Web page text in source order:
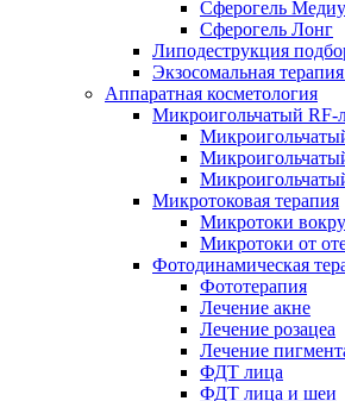
Сферогель
Сферогель Лонг
Липодеструкция
Экзосомальная
Аппаратная косметология
Микроигольчатый RF-
Микротоковая терапия
Микротоки
Микротоки от
Фотодинамическая
Фототерапия
Лечение акне
Лечение розацеа
Лечение
ФДТ лица
ФДТ лица и шеи